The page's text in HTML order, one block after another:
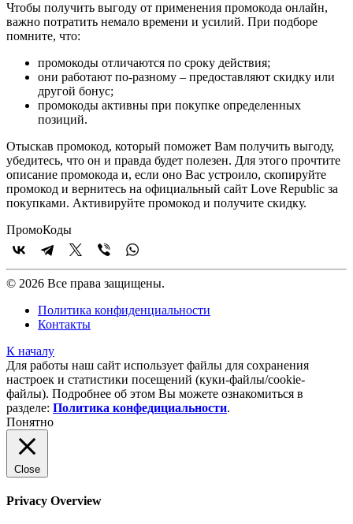
Чтобы получить выгоду от применения промокода онлайн,
важно потратить немало времени и усилий. При подборе
помните, что:
промокоды отличаются по сроку действия;
они работают по-разному – предоставляют скидку или
другой бонус;
промокоды активны при покупке определенных
позиций.
Отыскав промокод, который поможет Вам получить выгоду,
убедитесь, что он и правда будет полезен. Для этого прочтите
описание промокода и, если оно Вас устроило, скопируйте
промокод и вернитесь на официальный сайт Love Republic за
покупками. Активируйте промокод и получите скидку.
ПромоКоды
© 2026 Все права защищены.
Политика конфиденциальности
Контакты
К началу
Для работы наш сайт использует файлы для сохранения
настроек и статистики посещений (куки‑файлы/cookie-
файлы). Подробнее об этом Вы можете ознакомиться в
разделе: Политика конфедициальности.
Понятно
Close
Privacy Overview